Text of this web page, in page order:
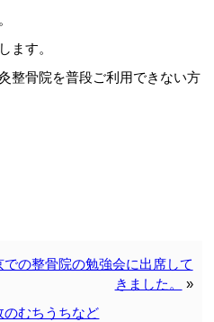
ます。
整骨院を普段ご利用できない方
での整骨院の勉強会に出席して
きました。
»
のむちうちなど